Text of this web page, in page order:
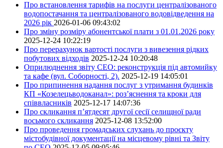
Про встановлення тарифів на послуги централізованого
водопостачання та централізованого водовідведення на
2026 рік 2026-01-06 09:43:02
Про зміну розміру абонентської плати з 01.01.2026 року
2025-12-24 10:22:19
Про перерахунок вартості послуги з вивезення рідких
побутових відходів 2025-12-24 10:20:48
Оприлюднення звіту СЕО: реконструкція під автомийку
та кафе (вул. Соборності, 2). 2025-12-19 14:05:01
Про припинення надання послуг з утримання будинків
КП «Козелецьводоканал»: роз’яснення та кроки для
співвласників 2025-12-17 14:07:36
Про скликання п’ятдесят другої сесії селищної ради
восьмого скликання 2025-12-08 13:52:00
Про проведення громадських слухань до проєкту
містобудівної документації на місцевому рівні та Звіту